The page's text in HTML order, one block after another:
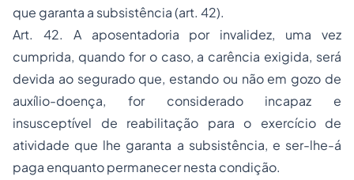
que garanta a subsistência (art. 42).
Art. 42. A aposentadoria por invalidez, uma vez
cumprida, quando for o caso, a carência exigida, será
devida ao segurado que, estando ou não em gozo de
auxílio-doença, for considerado incapaz e
insusceptível de reabilitação para o exercício de
atividade que lhe garanta a subsistência, e ser-lhe-á
paga enquanto permanecer nesta condição.